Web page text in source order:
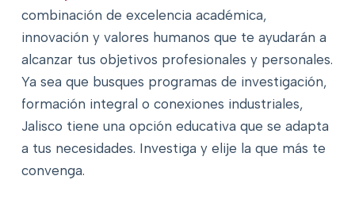
combinación de excelencia académica,
innovación y valores humanos que te ayudarán a
alcanzar tus objetivos profesionales y personales.
Ya sea que busques programas de investigación,
formación integral o conexiones industriales,
Jalisco tiene una opción educativa que se adapta
a tus necesidades. Investiga y elije la que más te
convenga.